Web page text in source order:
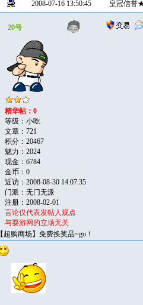
2008-07-16 13:50:45 皇冠信誉
20号
精华帖：0
等级：小吃
文章：721
积分：20467
魅力：2024
现金：6784
金币：0
近访：2008-08-30 14:07:35
门派：无门无派
注册：2008-02-01
言论仅代表发帖人观点
与耍游网的立场无关
【超购商场】免费换奖品~go！